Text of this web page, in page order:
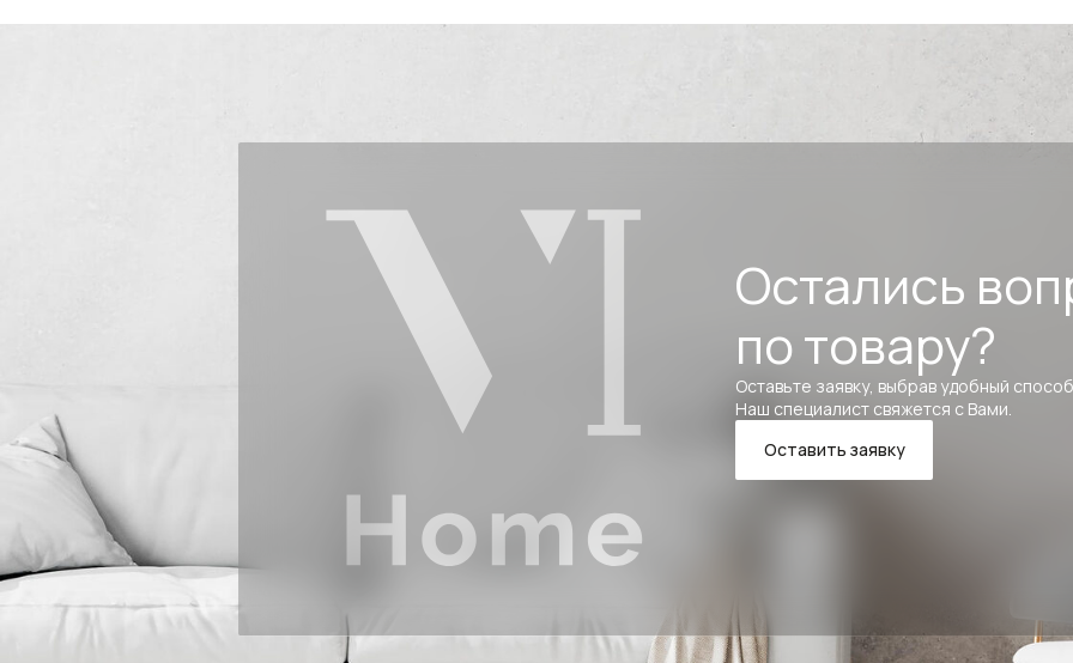
Остались
по товару?
Оставьте заявку, выбрав удобный
Наш специалист свяжется с Вами.
Оставить заявку